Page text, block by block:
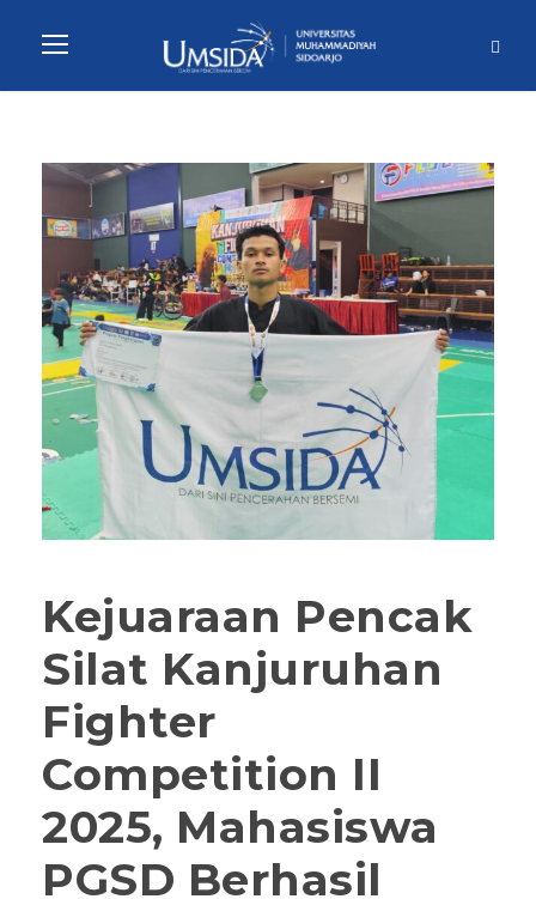
Kejuaraan Pencak
Silat Kanjuruhan
Fighter
Competition II
2025, Mahasiswa
PGSD Berhasil